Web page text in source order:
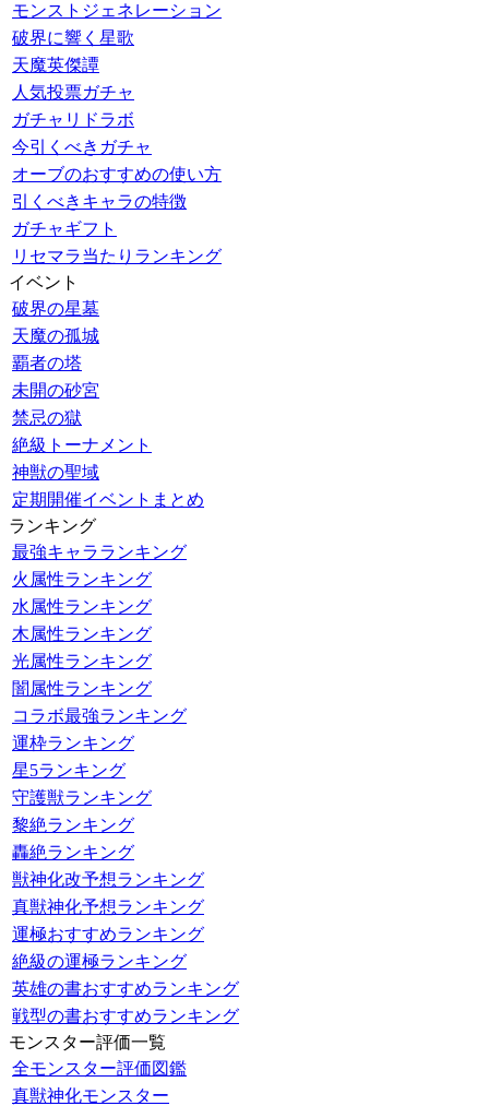
モンストジェネレーション
破界に響く星歌
天魔英傑譚
人気投票ガチャ
ガチャリドラボ
今引くべきガチャ
オーブのおすすめの使い方
引くべきキャラの特徴
ガチャギフト
リセマラ当たりランキング
イベント
破界の星墓
天魔の孤城
覇者の塔
未開の砂宮
禁忌の獄
絶級トーナメント
神獣の聖域
定期開催イベントまとめ
ランキング
最強キャラランキング
火属性ランキング
水属性ランキング
木属性ランキング
光属性ランキング
闇属性ランキング
コラボ最強ランキング
運枠ランキング
星5ランキング
守護獣ランキング
黎絶ランキング
轟絶ランキング
獣神化改予想ランキング
真獣神化予想ランキング
運極おすすめランキング
絶級の運極ランキング
英雄の書おすすめランキング
戦型の書おすすめランキング
モンスター評価一覧
全モンスター評価図鑑
真獣神化モンスター